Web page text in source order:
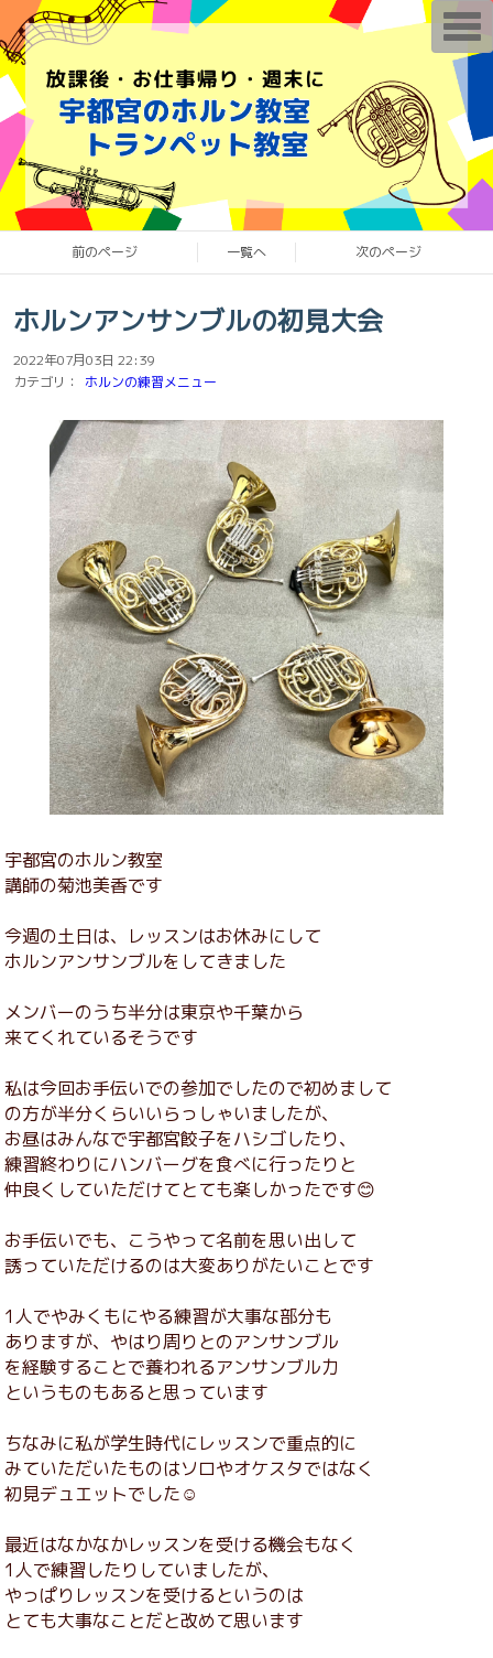
前のページ 一覧へ 次のページ
ホルンアンサンブルの初見大会
2022年07月03日 22:39
カテゴリ：
ホルンの練習メニュー
宇都宮のホルン教室
講師の菊池美香です
今週の土日は、レッスンはお休みにして
ホルンアンサンブルをしてきました
メンバーのうち半分は東京や千葉から
来てくれているそうです
私は今回お手伝いでの参加でしたので初めまして
の方が半分くらいいらっしゃいましたが、
お昼はみんなで宇都宮餃子をハシゴしたり、
練習終わりにハンバーグを食べに行ったりと
仲良くしていただけてとても楽しかったです😊
お手伝いでも、こうやって名前を思い出して
誘っていただけるのは大変ありがたいことです
1人でやみくもにやる練習が大事な部分も
ありますが、やはり周りとのアンサンブル
を経験することで養われるアンサンブル力
というものもあると思っています
ちなみに私が学生時代にレッスンで重点的に
みていただいたものはソロやオケスタではなく
初見デュエットでした☺️
最近はなかなかレッスンを受ける機会もなく
1人で練習したりしていましたが、
やっぱりレッスンを受けるというのは
とても大事なことだと改めて思います
T
o
g
e
n
v
g
a
i